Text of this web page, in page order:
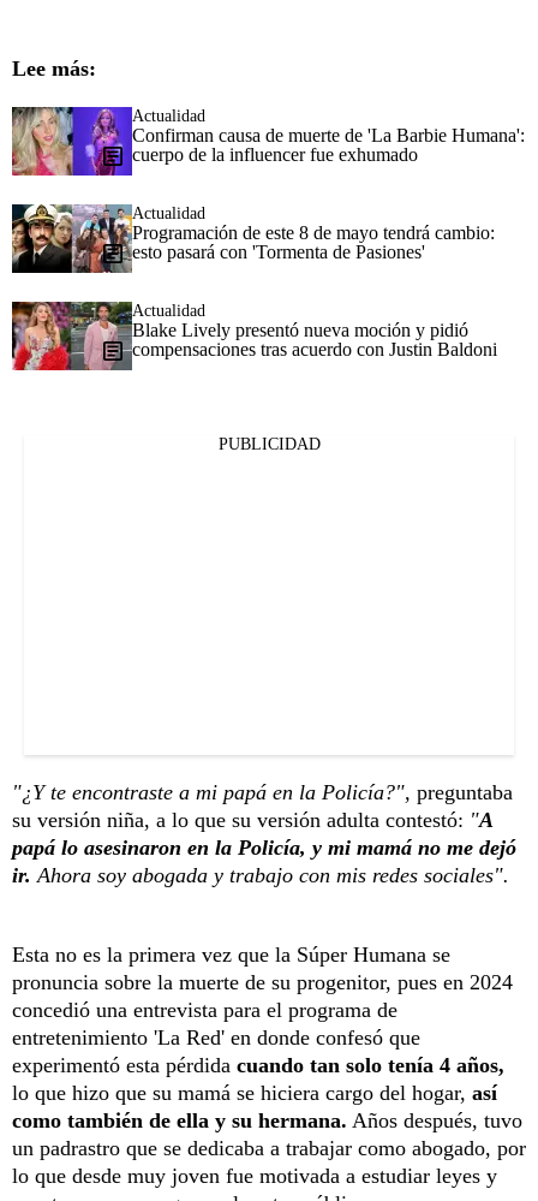
Lee más:
Actualidad
Confirman causa de muerte de 'La Barbie Humana':
cuerpo de la influencer fue exhumado
Actualidad
Programación de este 8 de mayo tendrá cambio:
esto pasará con 'Tormenta de Pasiones'
Actualidad
Blake Lively presentó nueva moción y pidió
compensaciones tras acuerdo con Justin Baldoni
PUBLICIDAD
"¿Y te encontraste a mi papá en la Policía?", preguntaba
su versión niña, a lo que su versión adulta contestó: "A
papá lo asesinaron en la Policía, y mi mamá no me dejó
ir. Ahora soy abogada y trabajo con mis redes sociales".
Esta no es la primera vez que la Súper Humana se
pronuncia sobre la muerte de su progenitor, pues en 2024
concedió una entrevista para el programa de
entretenimiento 'La Red' en donde confesó que
experimentó esta pérdida cuando tan solo tenía 4 años,
lo que hizo que su mamá se hiciera cargo del hogar, así
como también de ella y su hermana. Años después, tuvo
un padrastro que se dedicaba a trabajar como abogado, por
lo que desde muy joven fue motivada a estudiar leyes y